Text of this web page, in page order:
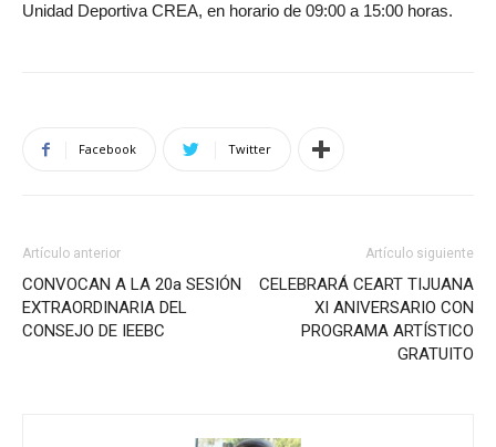
Unidad Deportiva CREA, en horario de 09:00 a 15:00 horas.
Facebook Twitter
Artículo anterior
CONVOCAN A LA 20a SESIÓN
EXTRAORDINARIA DEL
CONSEJO DE IEEBC
Artículo siguiente
CELEBRARÁ CEART TIJUANA
XI ANIVERSARIO CON
PROGRAMA ARTÍSTICO
GRATUITO